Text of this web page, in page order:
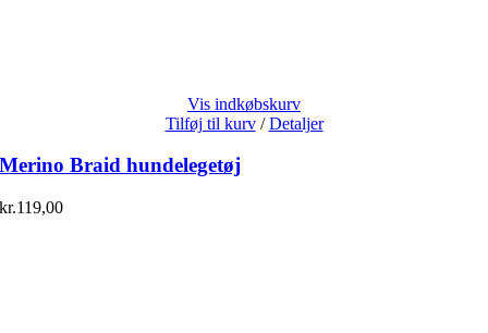
Vis indkøbskurv
Tilføj til kurv / Detaljer
Merino Braid hundelegetøj
kr.119,00